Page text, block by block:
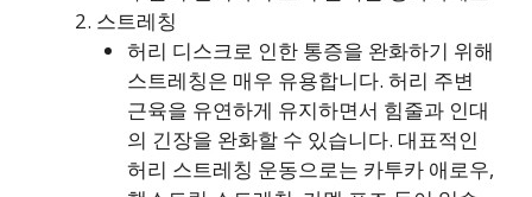
스트레칭
허리 디스크로 인한 통증을 완화하기 위해
스트레칭은 매우 유용합니다. 허리 주변
근육을 유연하게 유지하면서 힘줄과 인대
의 긴장을 완화할 수 있습니다. 대표적인
허리 스트레칭 운동으로는 카투카 애로우,